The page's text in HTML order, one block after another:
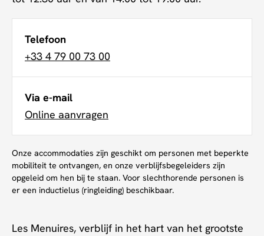
Telefoon
+33 4 79 00 73 00
Via e-mail
Online aanvragen
Onze accommodaties zijn geschikt om personen met beperkte
mobiliteit te ontvangen, en onze verblijfsbegeleiders zijn
opgeleid om hen bij te staan. Voor slechthorende personen is
er een inductielus (ringleiding) beschikbaar.
Les Menuires, verblijf in het hart van het grootste